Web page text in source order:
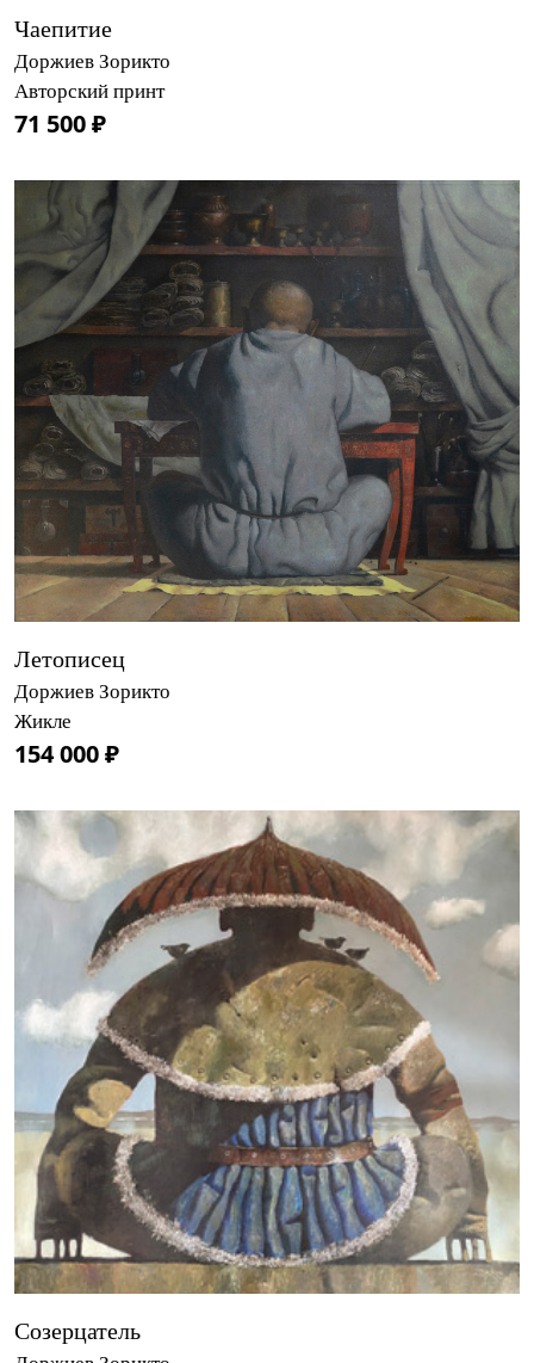
Чаепитие
Доржиев Зорикто
Авторский принт
71 500 ₽
Летописец
Доржиев Зорикто
Жикле
154 000 ₽
Созерцатель